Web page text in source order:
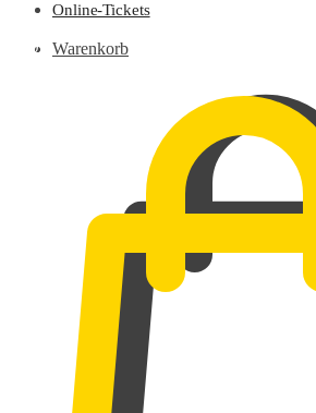
Warenkorb
Online-Tickets
0,00